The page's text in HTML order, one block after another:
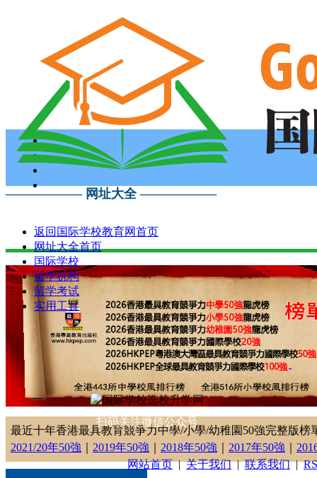
—————— 网址大全 ——————
返回国际学校教育网首页
网址大全首页
国际学校
留学机构
留学考试
实用工具
最近十年香港最具教育競爭力中學/小學/幼稚園50強完整版榜
2021/20年50強
2019年50強 2018年50強 2017年50強
扫码关注微信公众号
网站首页|关于我们|联系我们|